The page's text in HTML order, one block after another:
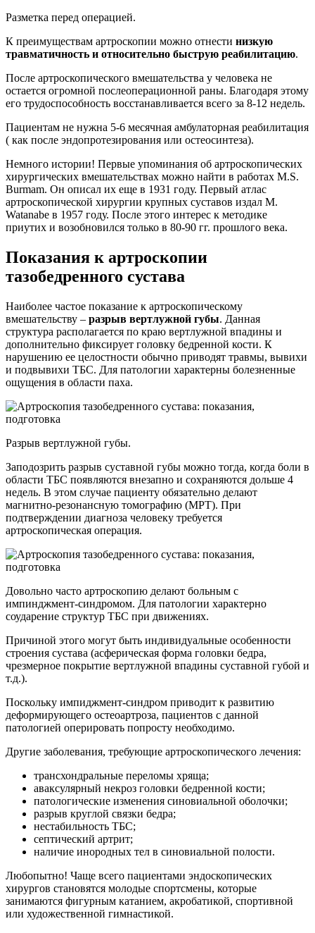
Разметка перед операцией.
К преимуществам артроскопии можно отнести низкую
травматичность и относительно быструю реабилитацию.
После артроскопического вмешательства у человека не
остается огромной послеоперационной раны. Благодаря этому
его трудоспособность восстанавливается всего за 8-12 недель.
Пациентам не нужна 5-6 месячная амбулаторная реабилитация
( как после эндопротезирования или остеосинтеза).
Немного истории! Первые упоминания об артроскопических
хирургических вмешательствах можно найти в работах M.S.
Burmam. Он описал их еще в 1931 году. Первый атлас
артроскопической хирургии крупных суставов издал M.
Watanabe в 1957 году. После этого интерес к методике
приутих и возобновился только в 80-90 гг. прошлого века.
Показания к артроскопии
тазобедренного сустава
Наиболее частое показание к артроскопическому
вмешательству – разрыв вертлужной губы. Данная
структура располагается по краю вертлужной впадины и
дополнительно фиксирует головку бедренной кости. К
нарушению ее целостности обычно приводят травмы, вывихи
и подвывихи ТБС. Для патологии характерны болезненные
ощущения в области паха.
Разрыв вертлужной губы.
Заподозрить разрыв суставной губы можно тогда, когда боли в
области ТБС появляются внезапно и сохраняются дольше 4
недель. В этом случае пациенту обязательно делают
магнитно-резонансную томографию (МРТ). При
подтверждении диагноза человеку требуется
артроскопическая операция.
Довольно часто артроскопию делают больным с
импинджмент-синдромом. Для патологии характерно
соударение структур ТБС при движениях.
Причиной этого могут быть индивидуальные особенности
строения сустава (асферическая форма головки бедра,
чрезмерное покрытие вертлужной впадины суставной губой и
т.д.).
Поскольку импиджмент-синдром приводит к развитию
деформирующего остеоартроза, пациентов с данной
патологией оперировать попросту необходимо.
Другие заболевания, требующие артроскопического лечения:
трансхондральные переломы хряща;
аваксулярный некроз головки бедренной кости;
патологические изменения синовиальной оболочки;
разрыв круглой связки бедра;
нестабильность ТБС;
септический артрит;
наличие инородных тел в синовиальной полости.
Любопытно! Чаще всего пациентами эндоскопических
хирургов становятся молодые спортсмены, которые
занимаются фигурным катанием, акробатикой, спортивной
или художественной гимнастикой.